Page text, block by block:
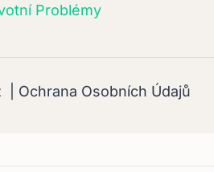
Problémy
Ochrana Osobních Údajů